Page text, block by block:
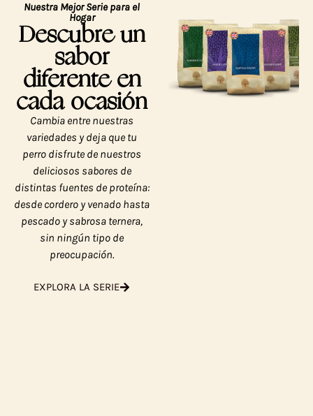
Nuestra Mejor Serie para el
Hogar
Descubre un
sabor
diferente en
cada ocasión
Cambia entre nuestras
variedades y deja que tu
perro disfrute de nuestros
deliciosos sabores de
distintas fuentes de proteína:
desde cordero y venado hasta
pescado y sabrosa ternera,
sin ningún tipo de
preocupación.
EXPLORA LA SERIE